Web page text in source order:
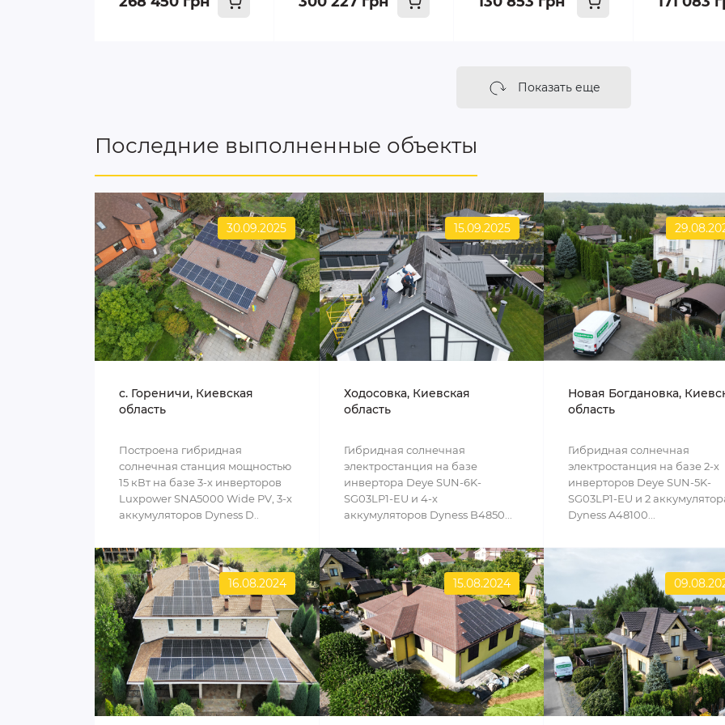
Показать еще
Последние выполненные объекты
30.09.2025
c. Гореничи, Киевская
область
Построена гибридная
солнечная станция мощностью
15 кВт на базе 3-х инверторов
Luxpower SNA5000 Wide PV, 3-х
аккумуляторов Dyness D..
15.09.2025
Ходосовка, Киевская
область
Гибридная солнечная
электростанция на базе
инвертора Deye SUN-6K-
SG03LP1-EU и 4-х
аккумуляторов Dyness B4850...
Новая Богдановка,
область
Гибридная солнечная
электростанция на базе 2-х
инверторов Deye SUN-5K-
SG03LP1-EU и 2
Dyness A48100...
16.08.2024 15.08.2024